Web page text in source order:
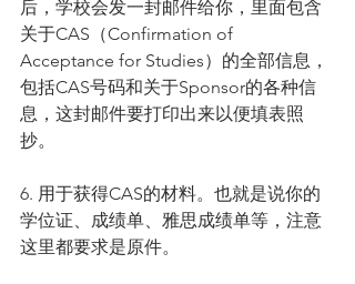
后，学校会发一封邮件给你，里面包含
关于CAS（Confirmation of
Acceptance for Studies）的全部信息，
包括CAS号码和关于Sponsor的各种信
息，这封邮件要打印出来以便填表照
抄。
6. 用于获得CAS的材料。也就是说你的
学位证、成绩单、雅思成绩单等，注意
这里都要求是原件。